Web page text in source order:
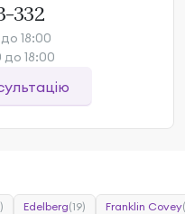
332
18:00
до 18:00
Edelberg(19) Franklin Covey